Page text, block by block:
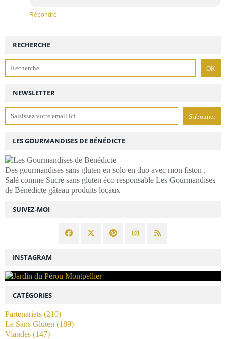
Répondre
NEWSLETTER
SUIVEZ-MOI
RECHERCHE
LES GOURMANDISES DE BÉNÉDICTE
Des gourmandises sans gluten en solo en duo avec mon fiston .
Salé comme Sucré sans gluten éco responsable Les Gourmandises
de Bénédicte gâteau produits locaux
INSTAGRAM
CATÉGORIES
Partenariats (210)
Le Sans Gluten (189)
Viandes (147)